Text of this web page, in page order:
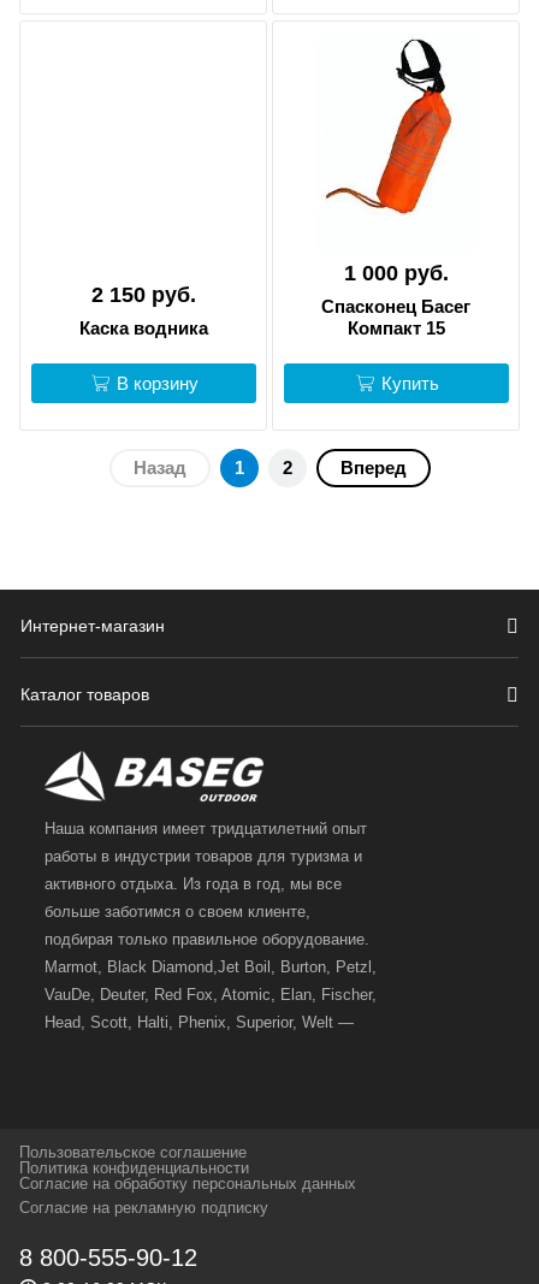
2 150 руб.
Каска водника
В корзину
1 000 руб.
Спасконец Басег
Компакт 15
Купить
Назад 1 2 Вперед
Интернет-магазин
Каталог товаров
Наша компания имеет тридцатилетний опыт
работы в индустрии товаров для туризма и
активного отдыха. Из года в год, мы все
больше заботимся о своем клиенте,
подбирая только правильное оборудование.
Marmot, Black Diamond,Jet Boil, Burton, Petzl,
VauDe, Deuter, Red Fox, Atomic, Elan, Fischer,
Head, Scott, Halti, Phenix, Superior, Welt —
и взыскательных путешественников,
спортсменов и отдыхающих.
Геннадьевич
Пользовательское соглашение
Политика конфиденциальности
Согласие на обработку персональных данных
Согласие на рекламную подписку
8 800-555-90-12